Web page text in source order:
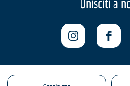
Unisciti a